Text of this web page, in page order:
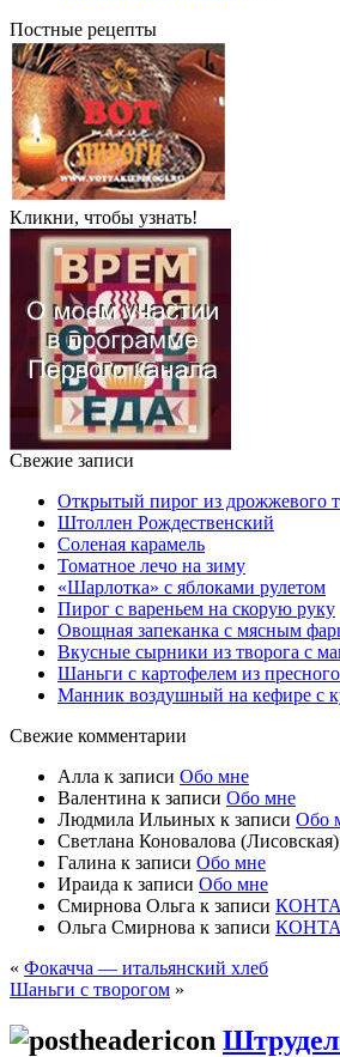
Постные рецепты
Кликни, чтобы узнать!
Свежие записи
Открытый пирог из дрожжевого
Штоллен Рождественский
Соленая карамель
Томатное лечо на зиму
«Шарлотка» с яблоками рулетом
Пирог с вареньем на скорую руку
Овощная запеканка с мясным
Вкусные сырники из творога с
Шаньги с картофелем из пресного
Манник воздушный на кефире с
Свежие комментарии
Алла к записи Обо мне
Валентина к записи Обо мне
Людмила Ильиных к записи Обо
Светлана Коновалова (Лисовская)
Галина к записи Обо мне
Ираида к записи Обо мне
Смирнова Ольга к записи
Ольга Смирнова к записи
« Фокачча — итальянский хлеб
Шаньги с творогом »